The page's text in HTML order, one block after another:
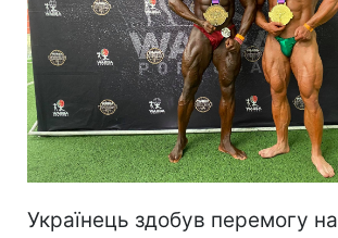
Українець здобув перемогу на